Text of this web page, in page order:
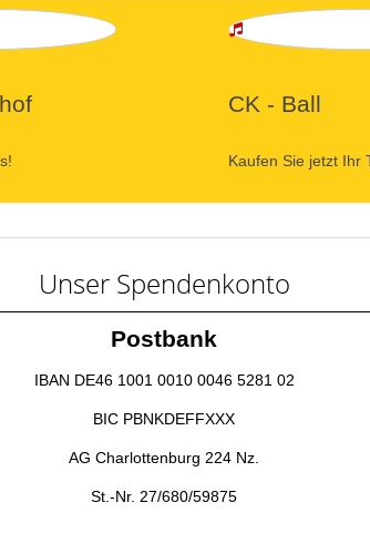
CK - Ball
Kaufen Sie jetzt Ihr
Unser Spendenkonto
Postbank
IBAN DE46 1001 0010 0046 5281 02
BIC PBNKDEFFXXX
AG Charlottenburg 224 Nz.
St.-Nr. 27/680/59875